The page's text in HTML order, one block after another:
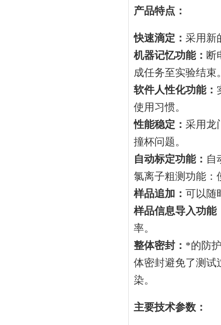
产品特点：
快速滴定： 采用新
机器记忆功能： 断
成任务至实验结束
软件人性化功能：
使用习惯。
性能稳定： 采用龙
撞杯问题。
自动标定功能： 自
氯离子粗测功能：
样品追加： 可以随
样品信息导入功能
率。
整体密封： *的防
体密封避免了测试
染。
主要技术参数：